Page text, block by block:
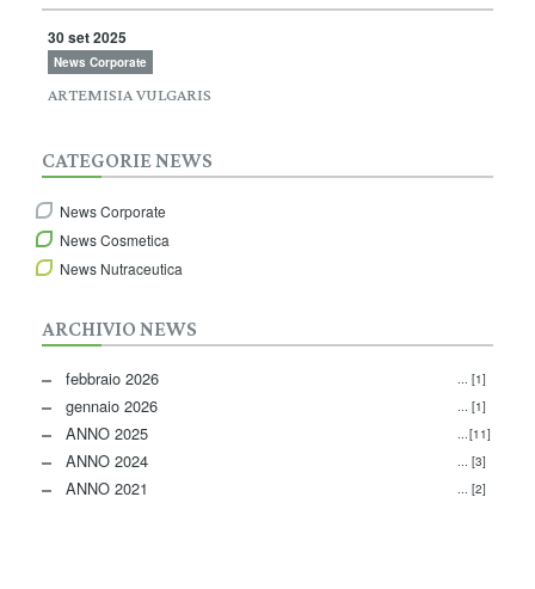
30 set 2025
News Corporate
ARTEMISIA VULGARIS
CATEGORIE NEWS
News Corporate
News Cosmetica
News Nutraceutica
ARCHIVIO NEWS
febbraio 2026 [1]
gennaio 2026 [1]
ANNO 2025 [11]
ANNO 2024 [3]
ANNO 2021 [2]